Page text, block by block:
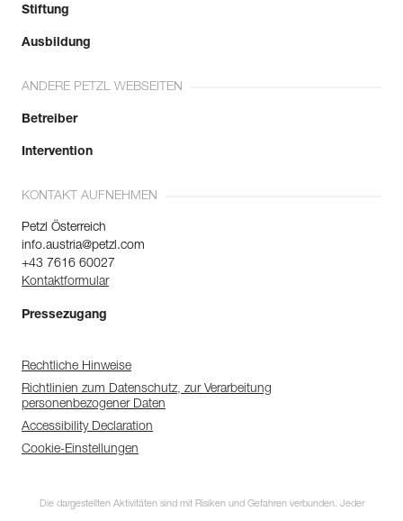
Stiftung
Ausbildung
ANDERE PETZL WEBSEITEN
Betreiber
Intervention
KONTAKT AUFNEHMEN
Petzl Österreich
info.austria@petzl.com
+43 7616 60027
Kontaktformular
Pressezugang
Rechtliche Hinweise
Richtlinien zum Datenschutz, zur Verarbeitung
personenbezogener Daten
Accessibility Declaration
Cookie-Einstellungen
Die dargestellten Aktivitäten sind mit Risiken und Gefahren verbunden. Jeder